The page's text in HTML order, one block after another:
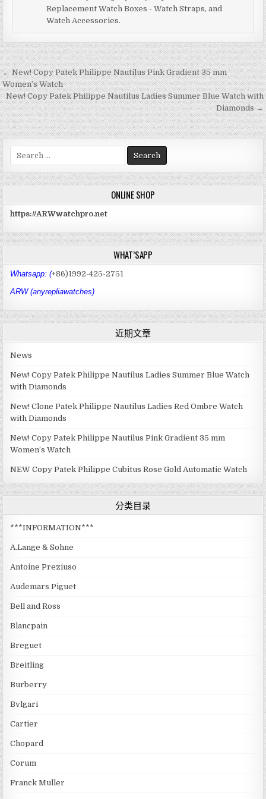
o
o
k
r
st dI
n
t
A
p
p
at
Replacement Watch Boxes - Watch Straps, and
Watch Accessories.
文
章
导
航
← New! Copy Patek Philippe Nautilus Pink Gradient 35 mm
Women’s Watch
New! Copy Patek Philippe Nautilus Ladies Summer Blue Watch with
Diamonds →
e
a
r
h
o
r
ONLINE SHOP
https://ARWwatchpro.net
WHAT’SAPP
Whatsapp: (+86)1992-425-2751
ARW (anyrepliawatches)
近期文章
News
New! Copy Patek Philippe Nautilus Ladies Summer Blue Watch
with Diamonds
New! Clone Patek Philippe Nautilus Ladies Red Ombre Watch
with Diamonds
New! Copy Patek Philippe Nautilus Pink Gradient 35 mm
Women’s Watch
NEW Copy Patek Philippe Cubitus Rose Gold Automatic Watch
分类目录
***INFORMATION***
A.Lange & Sohne
Antoine Preziuso
Audemars Piguet
Bell and Ross
Blancpain
Breguet
Breitling
Burberry
Bvlgari
Cartier
Chopard
Corum
Franck Muller